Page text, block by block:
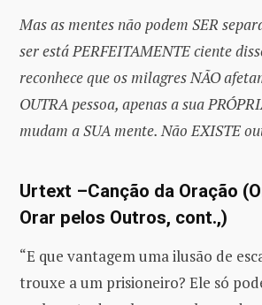
Mas as mentes não podem SER
ser está PERFEITAMENTE ciente
reconhece que os milagres NÃO
OUTRA pessoa, apenas a sua
mudam a SUA mente. Não EXISTE
Urtext –Canção da Oração
Orar pelos Outros, cont.,)
“E que vantagem uma ilusão de
trouxe a um prisioneiro? Ele só